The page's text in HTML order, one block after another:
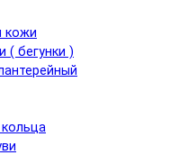
кожи
( бегунки )